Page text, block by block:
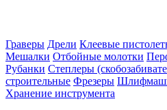
Граверы Дрели Клеевые
Мешалки Отбойные молотки
Рубанки Степлеры
строительные Фрезеры
Хранение инструмента